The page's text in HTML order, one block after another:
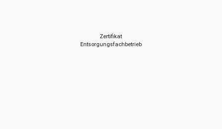
Zertifikat
Entsorgungsfachbetrieb